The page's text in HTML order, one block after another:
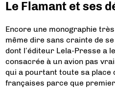
Le Flamant et ses
Encore une monographie
même dire sans crainte de
dont l’éditeur Lela-Presse a
consacrée à un avion pas
qui a pourtant toute sa place
françaises parce que